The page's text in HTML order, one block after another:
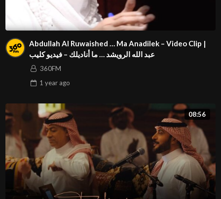
Abdullah Al Ruwaished … Ma Anadilek – Video Clip |
عبد الله الرويشد … ما أناديلك – فيديو كليب
360FM
1 yearago
08:56